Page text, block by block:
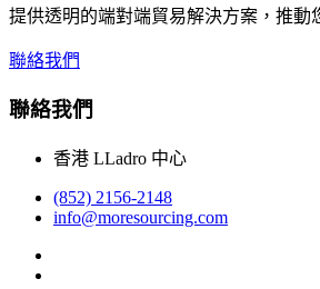
提供透明的端對端貿易解決方案，推動
聯絡我們
聯絡我們
香港 LLadro 中心
(852) 2156-2148
info@moresourcing.com